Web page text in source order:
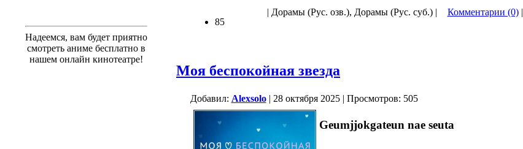
Надеемся, вам будет приятно
смотреть аниме бесплатно в
нашем онлайн кинотеатре!
85
| Дорамы (Рус. озв.), Дорамы (Рус. суб.) | Комментарии (0)|
Моя беспокойная звезда
Добавил: Alexsolo| 28 октября 2025 | Просмотров: 505
Geumjjokgateun nae seuta